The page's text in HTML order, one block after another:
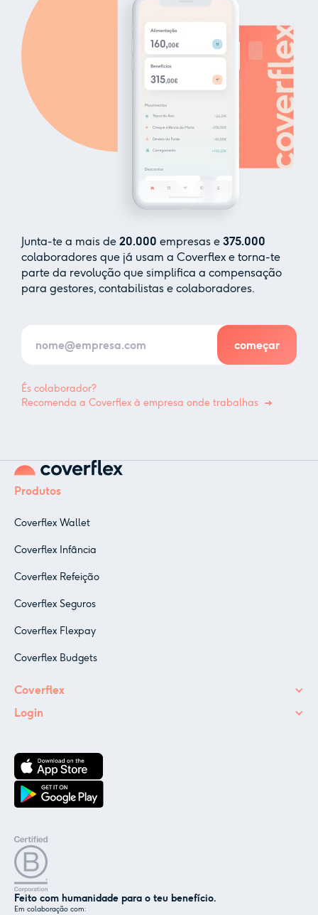
Junta-te a mais de 20.000 empresas e 375.000
colaboradores que já usam a Coverflex e torna-te
parte da revolução que simplifica a compensação
para gestores, contabilistas e colaboradores.
És colaborador?
Recomenda a Coverflex à empresa onde trabalhas
Produtos
Coverflex Wallet
Coverflex Infância
Coverflex Refeição
Coverflex Seguros
Coverflex Flexpay
Coverflex Budgets
Coverflex
Login
Feito com humanidade para o teu benefício.
Em colaboração com: